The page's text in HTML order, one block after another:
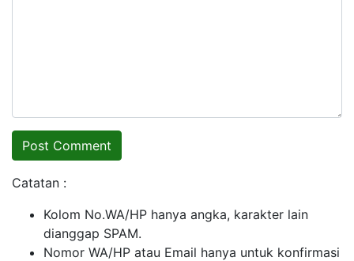
Catatan :
Kolom No.WA/HP hanya angka, karakter lain
dianggap SPAM.
Nomor WA/HP atau Email hanya untuk konfirmasi